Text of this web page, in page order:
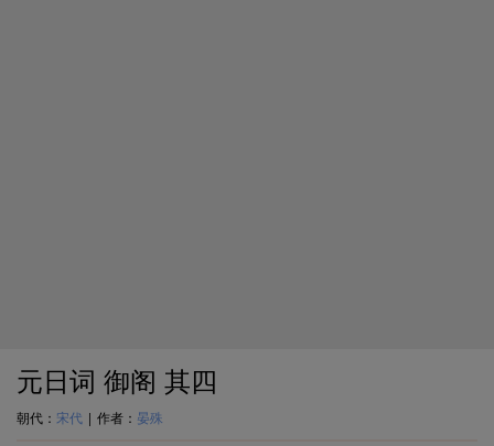
元日词 御阁 其四
朝代： 宋代 | 作者： 晏殊